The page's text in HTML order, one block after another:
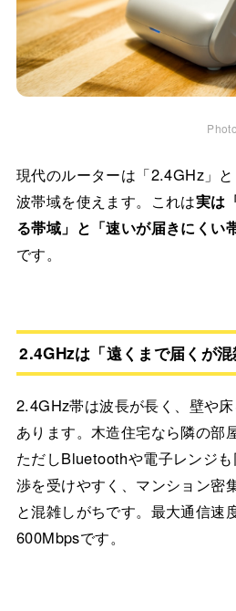
現代のルーターは「2.4GHz」
波帯域を使えます。これは実は
る帯域」と「速いが届きにくい
です。
2.4GHzは「遠くまで届くが混
2.4GHz帯は波長が長く、壁や
あります。木造住宅なら隣の部
ただしBluetoothや電子レンジ
渉を受けやすく、マンション密
と混雑しがちです。最大通信速
600Mbpsです。